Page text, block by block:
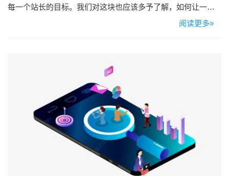
每一个站长的目标。我们对这块也应该多予了解，如何让一个
网站键康地发展，让蜘蛛和用户都喜欢，这才是我们建一个网
阅读更多»